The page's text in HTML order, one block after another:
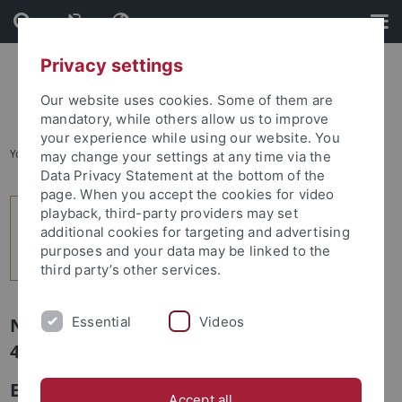
Skip
to
content
Skip
to
footer
You are here: Startseite ... 2
Newsletter Uni Tübingen aktuell Nr.
4/2014: Forum
Ehrensenatorenwürde für Margot
Privacy settings
Our website uses cookies. Some of them are
mandatory, while others allow us to improve
your experience while using our website. You
may change your settings at any time via the
Data Privacy Statement at the bottom of the
page. When you accept the cookies for video
playback, third-party providers may set
additional cookies for targeting and advertising
purposes and your data may be linked to the
third party’s other services.
Essential Videos